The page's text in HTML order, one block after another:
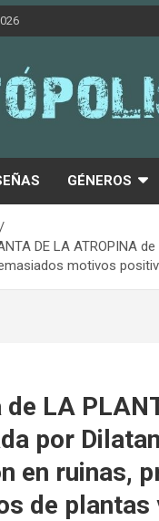
GÉNEROS
DE LA ATROPINA
motivos
de LA
por
en ruinas,
de